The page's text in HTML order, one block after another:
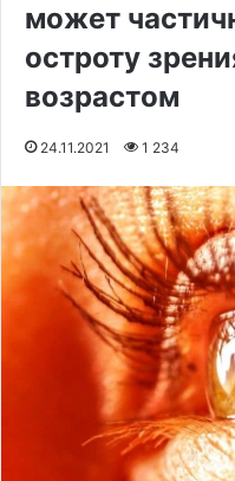
может
остроту
возрастом
24.11.2021 1 234